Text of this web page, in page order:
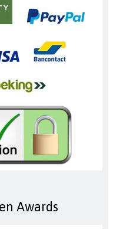
Awards